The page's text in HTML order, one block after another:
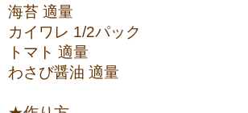
海苔 適量
カイワレ 1/2パック
トマト 適量
わさび醤油 適量